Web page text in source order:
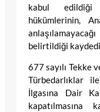
kabul
hükümlerinin,
belirtildiği
677 sayılı Tekke
Türbedarlıklar
İlgasına Dair